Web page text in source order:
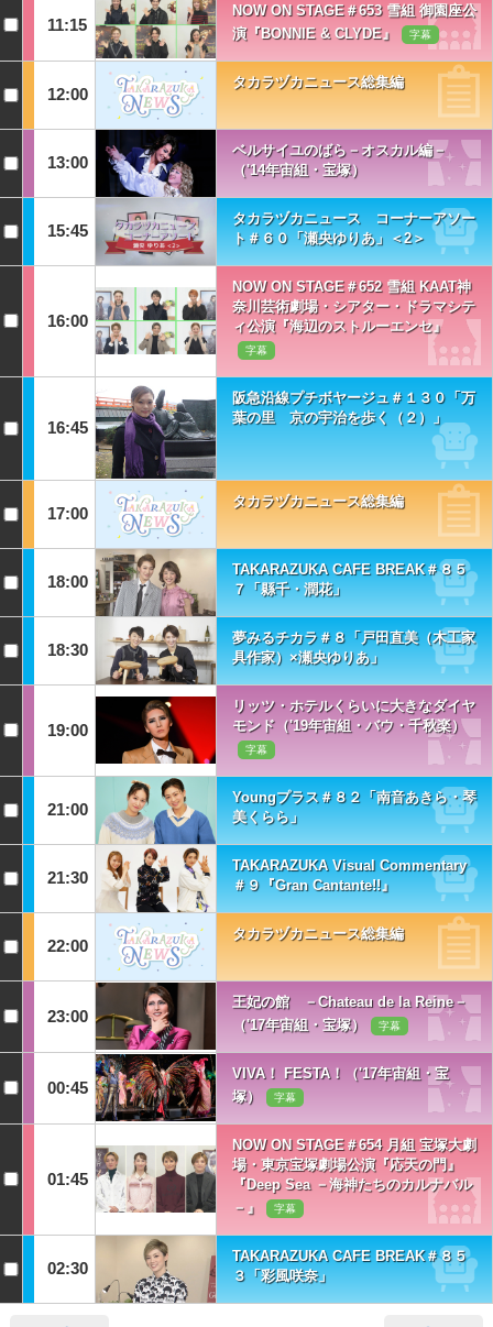
11:15
NOW ON STAGE＃653 雪組 御園座公
演『BONNIE & CLYDE』
字幕
12:00
タカラヅカニュース総集編
13:00
ベルサイユのばら－オスカル編－
（'14年宙組・宝塚）
15:45
タカラヅカニュース コーナーアソー
ト＃６０「瀬央ゆりあ」＜2＞
16:00
NOW ON STAGE＃652 雪組 KAAT神
奈川芸術劇場・シアター・ドラマシテ
ィ公演『海辺のストルーエンセ』
字幕
16:45
阪急沿線プチボヤージュ＃１３０「万
葉の里 京の宇治を歩く（２）」
17:00
タカラヅカニュース総集編
18:00
TAKARAZUKA CAFE BREAK＃８５
７「縣千・潤花」
18:30
夢みるチカラ＃８「戸田直美（木工家
具作家）×瀬央ゆりあ」
19:00
リッツ・ホテルくらいに大きなダイヤ
モンド（'19年宙組・バウ・千秋楽）
字幕
21:00
Youngプラス＃８２「南音あきら・琴
美くらら」
21:30
TAKARAZUKA Visual Commentary
＃９『Gran Cantante!!』
22:00
タカラヅカニュース総集編
23:00
王妃の館 －Chateau de la Reine－
（'17年宙組・宝塚）
字幕
00:45
VIVA！ FESTA！（'17年宙組・宝
塚）
字幕
01:45
NOW ON STAGE＃654 月組 宝塚大劇
場・東京宝塚劇場公演『応天の門』
『Deep Sea －海神たちのカルナバル
－』
字幕
02:30
TAKARAZUKA CAFE BREAK＃８５
３「彩風咲奈」